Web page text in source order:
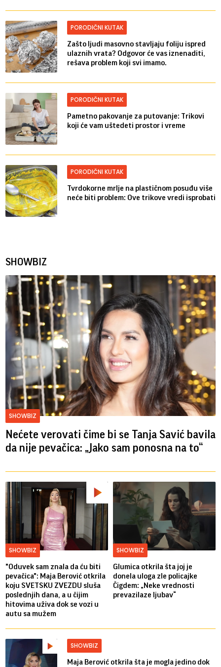
PORODIČNI KUTAK
Zašto ljudi masovno stavljaju foliju ispred
ulaznih vrata? Odgovor će vas iznenaditi,
rešava problem koji svi imamo.
PORODIČNI KUTAK
Pametno pakovanje za putovanje: Trikovi
koji će vam uštedeti prostor i vreme
PORODIČNI KUTAK
Tvrdokorne mrlje na plastičnom posuđu više
neće biti problem: Ove trikove vredi isprobati
SHOWBIZ
SHOWBIZ
Nećete verovati čime bi se Tanja Savić bavila
da nije pevačica: „Jako sam ponosna na to“
SHOWBIZ
"Oduvek sam znala da ću biti
pevačica": Maja Berović otkrila
koju SVETSKU ZVEZDU sluša
poslednjih dana, a u čijim
hitovima uživa dok se vozi u
autu sa mužem
SHOWBIZ
Glumica otkrila šta joj je
donela uloga zle policajke
Čigdem: „Neke vrednosti
prevazilaze ljubav“
SHOWBIZ
Maja Berović otkrila šta je mogla jedino dok